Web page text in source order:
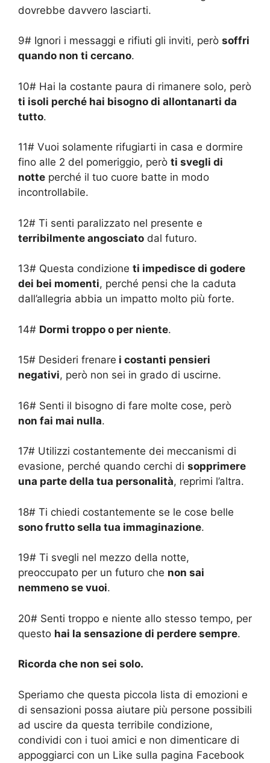
dovrebbe davvero lasciarti.
9# Ignori i messaggi e rifiuti gli inviti, però soffri
quando non ti cercano.
10# Hai la costante paura di rimanere solo, però
ti isoli perché hai bisogno di allontanarti da
tutto.
11# Vuoi solamente rifugiarti in casa e dormire
fino alle 2 del pomeriggio, però ti svegli di
notte perché il tuo cuore batte in modo
incontrollabile.
12# Ti senti paralizzato nel presente e
terribilmente angosciato dal futuro.
13# Questa condizione ti impedisce di godere
dei bei momenti, perché pensi che la caduta
dall’allegria abbia un impatto molto più forte.
14# Dormi troppo o per niente.
15# Desideri frenare i costanti pensieri
negativi, però non sei in grado di uscirne.
16# Senti il bisogno di fare molte cose, però
non fai mai nulla.
17# Utilizzi costantemente dei meccanismi di
evasione, perché quando cerchi di sopprimere
una parte della tua personalità, reprimi l’altra.
18# Ti chiedi costantemente se le cose belle
sono frutto sella tua immaginazione.
19# Ti svegli nel mezzo della notte,
preoccupato per un futuro che non sai
nemmeno se vuoi.
20# Senti troppo e niente allo stesso tempo, per
questo hai la sensazione di perdere sempre.
Ricorda che non sei solo.
Speriamo che questa piccola lista di emozioni e
di sensazioni possa aiutare più persone possibili
ad uscire da questa terribile condizione,
condividi con i tuoi amici e non dimenticare di
appoggiarci con un Like sulla pagina Facebook